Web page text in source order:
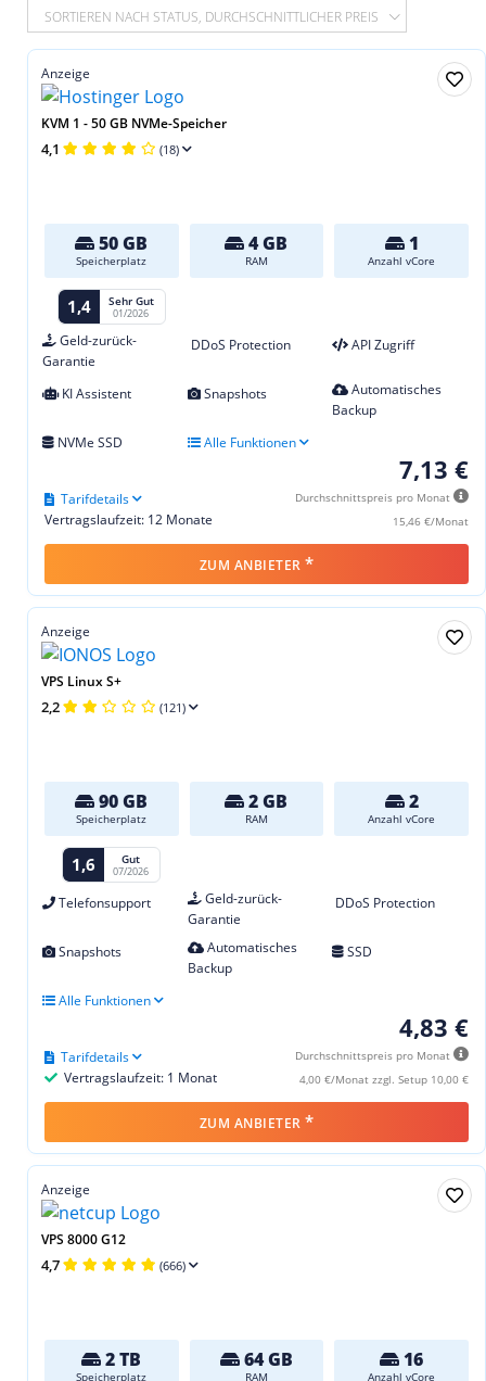
SORTIEREN NACH STATUS, DURCHSCHNITTLICHER PREIS
Anzeige
KVM 1 - 50 GB NVMe-Speicher
4,1 (18)
50 GB
Speicherplatz
4 GB
RAM
1
Anzahl vCore
1,4 Sehr Gut
01/2026
Geld-zurück-
Garantie
DDoS Protection API Zugriff
KI Assistent Snapshots
Automatisches
Backup
NVMe SSD
Alle Funktionen
7,13 €
Durchschnittspreis pro Monat
15,46 €/Monat
Vertragslaufzeit: 12 Monate
Tarifdetails
ZUM ANBIETER *
Anzeige
VPS Linux S+
2,2 (121)
90 GB
Speicherplatz
2 GB
RAM
2
Anzahl vCore
1,6 Gut
07/2026
Telefonsupport
Geld-zurück-
Garantie
DDoS Protection
Snapshots
Automatisches
Backup
SSD
Alle Funktionen
4,83 €
Durchschnittspreis pro Monat
4,00 €/Monat zzgl. Setup 10,00 €
Vertragslaufzeit: 1 Monat
Tarifdetails
ZUM ANBIETER *
Anzeige
VPS 8000 G12
4,7 (666)
2 TB
Speicherplatz
64 GB
RAM
16
Anzahl vCore